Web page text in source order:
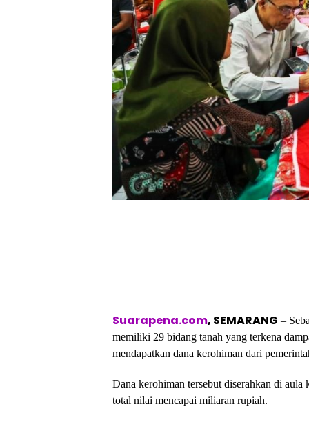
Suarapena.com, SEMARANG –
memiliki 29 bidang tanah yang terkena
mendapatkan dana kerohiman dari
Dana kerohiman tersebut diserahkan di
total nilai mencapai miliaran rupiah.